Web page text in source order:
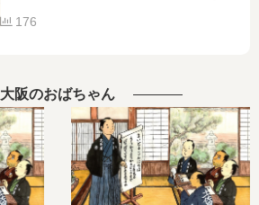
176
大阪のおばちゃん